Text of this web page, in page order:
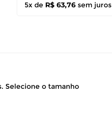
5x de R$ 63,76 sem juros
Selecione o tamanho